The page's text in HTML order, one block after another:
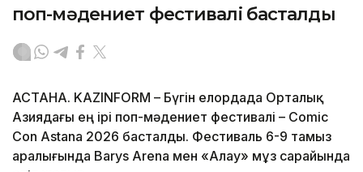
поп-мәдениет фестивалі басталды
АСТАНА. KAZINFORM – Бүгін елордада Орталық
Азиядағы ең ірі поп-мәдениет фестивалі – Comic
Con Astana 2026 басталды. Фестиваль 6-9 тамыз
аралығында Barys Arena мен «Алау» мұз сарайында